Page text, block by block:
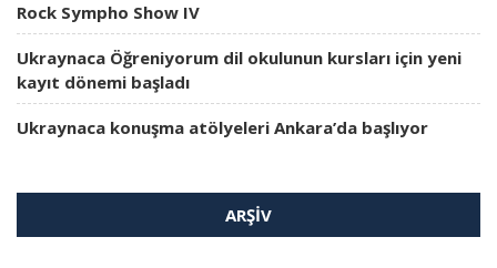
Rock Sympho Show IV
Ukraynaca Öğreniyorum dil okulunun kursları için yeni
kayıt dönemi başladı
Ukraynaca konuşma atölyeleri Ankara’da başlıyor
ARŞIV